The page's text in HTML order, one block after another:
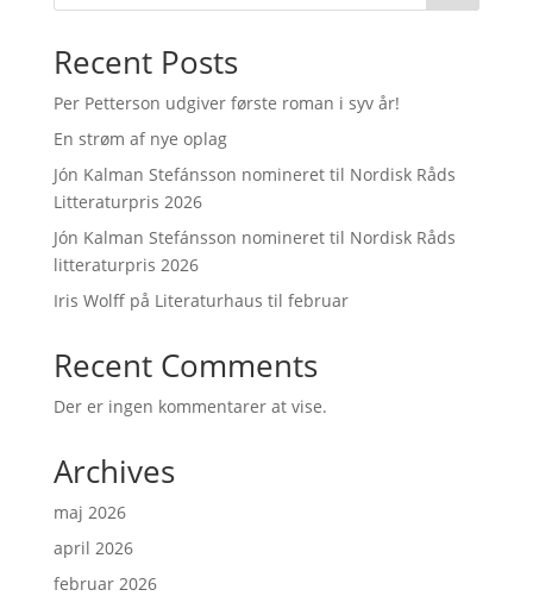
Recent Posts
Per Petterson udgiver første roman i syv år!
En strøm af nye oplag
Jón Kalman Stefánsson nomineret til Nordisk Råds
Litteraturpris 2026
Jón Kalman Stefánsson nomineret til Nordisk Råds
litteraturpris 2026
Iris Wolff på Literaturhaus til februar
Recent Comments
Der er ingen kommentarer at vise.
Archives
maj 2026
april 2026
februar 2026